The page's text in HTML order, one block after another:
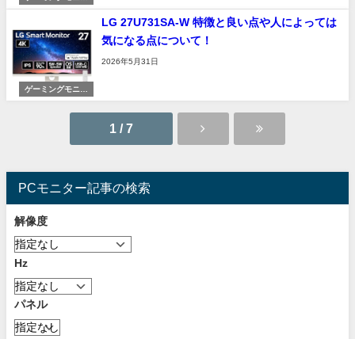
ー
ゲーミングモニタ
ー
LG 27U731SA-W 特徴と良い点や人によっては
気になる点について！
2026年5月31日
1 / 7
PCモニター記事の検索
解像度
Hz
パネル